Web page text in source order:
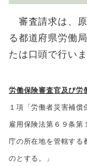
審査請求は、
る都道府県労働
たは口頭で行いま
労働保険審査官及び労
１項「労働者災害補
雇用保険法第６９条第
庁の所在地を管轄する
のとする。」